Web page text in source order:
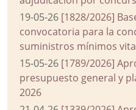
19-05-26 [1828/2026]
convocatoria para la
suministros mínimos
15-05-26 [1789/2026]
presupuesto general y
2026